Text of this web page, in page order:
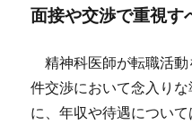
面接や交渉で重視す
精神科医師が転職活動
件交渉において念入り
に、年収や待遇につい